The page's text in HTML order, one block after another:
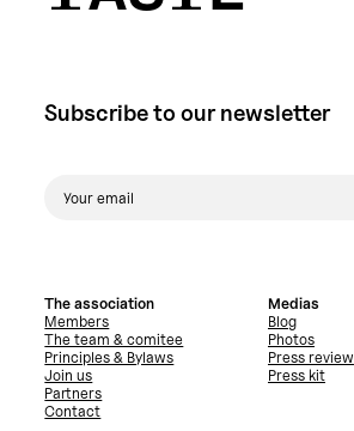
Subscribe to our newsletter
The association
Members
The team & comitee
Principles & Bylaws
Join us
Partners
Contact
Medias
Blog
Photos
Press review
Press kit